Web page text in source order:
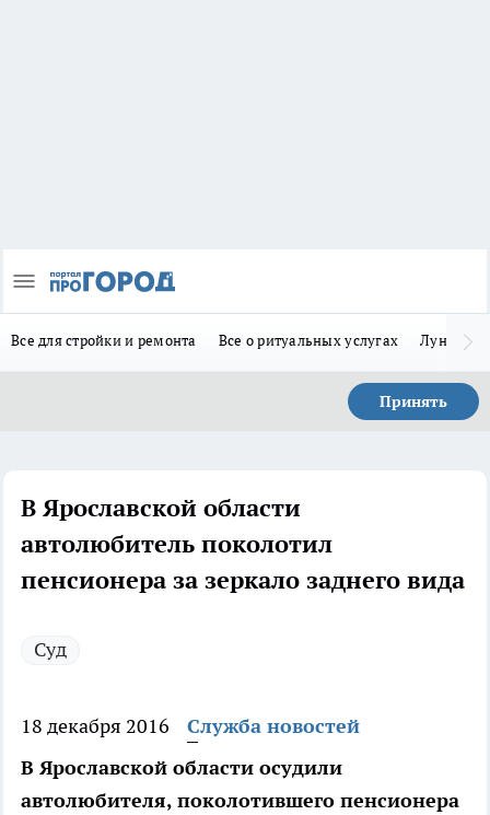
Все для стройки и ремонта Все о ритуальных услугах Лунно-
Принять
В Ярославской области
автолюбитель поколотил
пенсионера за зеркало заднего вида
Суд
18 декабря 2016
Служба новостей
В Ярославской области осудили
автолюбителя, поколотившего пенсионера